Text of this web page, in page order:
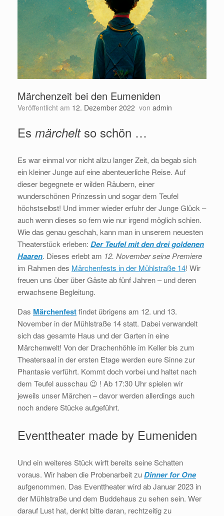
Märchenzeit bei den Eumeniden
Veröffentlicht am 12. Dezember 2022 von admin
Es märcheltso schön …
Es war einmal vor nicht allzu langer Zeit, da begab sich
ein kleiner Junge auf eine abenteuerliche Reise. Auf
dieser begegnete er wilden Räubern, einer
wunderschönen Prinzessin und sogar dem Teufel
höchstselbst! Und immer wieder erfuhr der Junge Glück –
auch wenn dieses so fern wie nur irgend möglich schien.
Wie das genau geschah, kann man in unserem neuesten
Theaterstück erleben: Der Teufel mit den drei goldenen
Haaren. Dieses erlebt am 12. November seine Premiere
im Rahmen des Märchenfests in der Mühlstraße 14! Wir
freuen uns über über Gäste ab fünf Jahren – und deren
erwachsene Begleitung.
Das Märchenfestfindet übrigens am 12. und 13.
November in der Mühlstraße 14 statt. Dabei verwandelt
sich das gesamte Haus und der Garten in eine
Märchenwelt! Von der Drachenhöhle im Keller bis zum
Theatersaal in der ersten Etage werden eure Sinne zur
Phantasie verführt. Kommt doch vorbei und haltet nach
dem Teufel ausschau 😉 ! Ab 17:30 Uhr spielen wir
jeweils unser Märchen – davor werden allerdings auch
noch andere Stücke aufgeführt.
Eventtheater made by Eumeniden
Und ein weiteres Stück wirft bereits seine Schatten
voraus. Wir haben die Probenarbeit zuDinner for One
aufgenommen. Das Eventtheater wird ab Januar 2023 in
der Mühlstraße und dem Buddehaus zu sehen sein. Wer
darauf Lust hat, denkt bitte daran, rechtzeitig zu